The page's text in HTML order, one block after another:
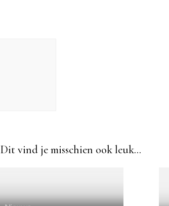
Dit vind je misschien ook leuk...